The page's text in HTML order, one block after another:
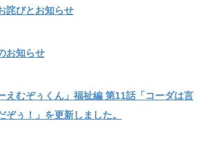
詫びとお知らせ
お知らせ
えむぞぅくん」福祉編 第11話「コーダは言
ぅ！」を更新しました。